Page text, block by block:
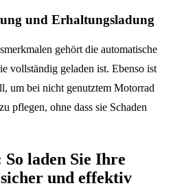
und Erhaltungsladung
gehört die automatische
vollständig geladen ist. Ebenso ist
um bei nicht genutztem Motorrad
pflegen, ohne dass sie Schaden
laden Sie Ihre
und effektiv